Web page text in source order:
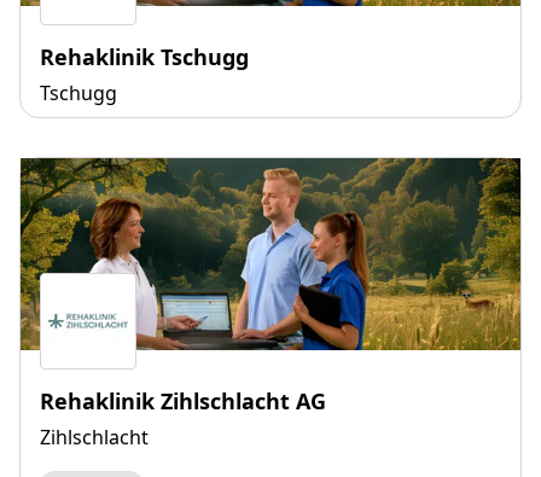
Rehaklinik Tschugg
Tschugg
Rehaklinik Zihlschlacht AG
Zihlschlacht